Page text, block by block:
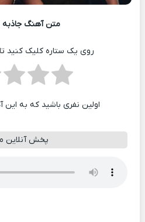
متن آهنگ جاذبه
روی یک ستاره کلیک کنید
اولین نفری باشید که به این
پخش آنلاین